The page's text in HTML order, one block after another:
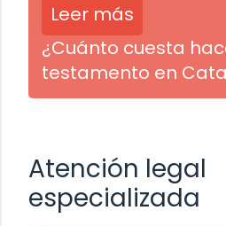
Leer más
¿Cuánto cuesta
testamento en
Atención legal
especializada